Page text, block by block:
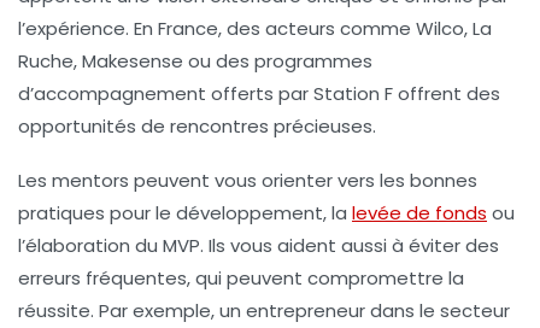
l’expérience. En France, des acteurs comme Wilco,La
Ruche,Makesense ou des programmes
d’accompagnement offerts par Station F offrent des
opportunités de rencontres précieuses.
Les mentors peuvent vous orienter vers les bonnes
pratiques pour le développement, la levée de fonds ou
l’élaboration du MVP. Ils vous aident aussi à éviter des
erreurs fréquentes, qui peuvent compromettre la
réussite. Par exemple, un entrepreneur dans le secteur